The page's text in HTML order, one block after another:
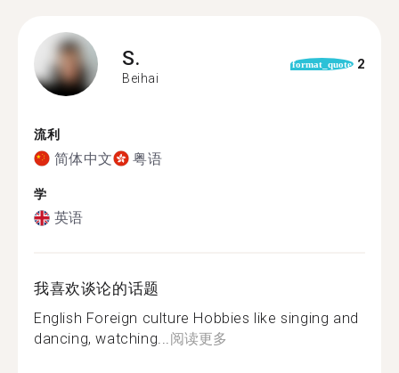
S.
Beihai
format_quote 2
流利
简体中文 粤语
学
英语
我喜欢谈论的话题
English Foreign culture Hobbies like singing and
dancing, watching...阅读更多